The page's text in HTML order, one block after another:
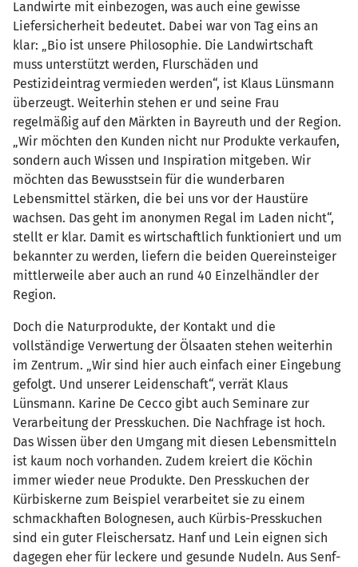
Landwirte mit einbezogen, was auch eine gewisse
Liefersicherheit bedeutet. Dabei war von Tag eins an
klar: „Bio ist unsere Philosophie. Die Landwirtschaft
muss unterstützt werden, Flurschäden und
Pestizideintrag vermieden werden“, ist Klaus Lünsmann
überzeugt. Weiterhin stehen er und seine Frau
regelmäßig auf den Märkten in Bayreuth und der Region.
„Wir möchten den Kunden nicht nur Produkte verkaufen,
sondern auch Wissen und Inspiration mitgeben. Wir
möchten das Bewusstsein für die wunderbaren
Lebensmittel stärken, die bei uns vor der Haustüre
wachsen. Das geht im anonymen Regal im Laden nicht“,
stellt er klar. Damit es wirtschaftlich funktioniert und um
bekannter zu werden, liefern die beiden Quereinsteiger
mittlerweile aber auch an rund 40 Einzelhändler der
Region.
Doch die Naturprodukte, der Kontakt und die
vollständige Verwertung der Ölsaaten stehen weiterhin
im Zentrum. „Wir sind hier auch einfach einer Eingebung
gefolgt. Und unserer Leidenschaft“, verrät Klaus
Lünsmann. Karine De Cecco gibt auch Seminare zur
Verarbeitung der Presskuchen. Die Nachfrage ist hoch.
Das Wissen über den Umgang mit diesen Lebensmitteln
ist kaum noch vorhanden. Zudem kreiert die Köchin
immer wieder neue Produkte. Den Presskuchen der
Kürbiskerne zum Beispiel verarbeitet sie zu einem
schmackhaften Bolognesen, auch Kürbis-Presskuchen
sind ein guter Fleischersatz. Hanf und Lein eignen sich
dagegen eher für leckere und gesunde Nudeln. Aus Senf-